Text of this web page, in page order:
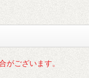
がございます。